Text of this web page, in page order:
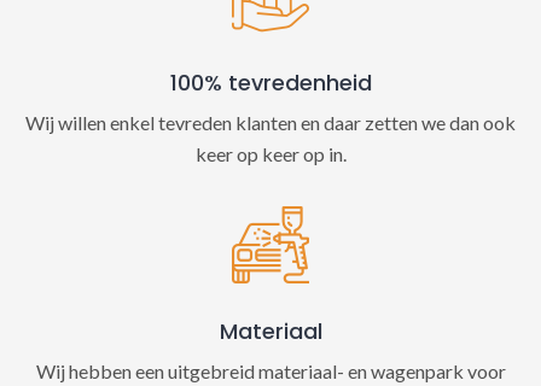
100% tevredenheid
Wij willen enkel tevreden klanten en daar zetten we dan ook
keer op keer op in.
Materiaal
Wij hebben een uitgebreid materiaal- en wagenpark voor